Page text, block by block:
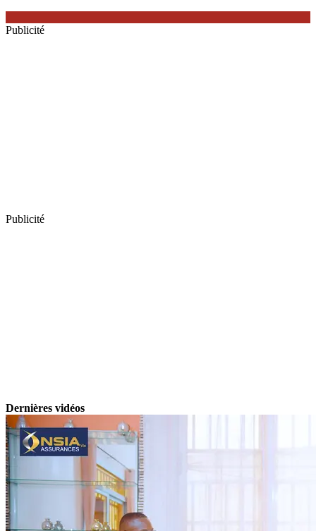
Publicité
Publicité
Dernières vidéos